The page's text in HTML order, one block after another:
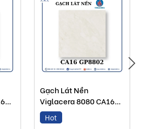
Gạch Lát Nền
Viglacera 8080 CA16
GP8802
Hot